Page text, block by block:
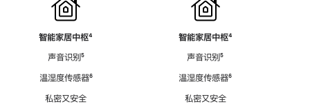
智能家居中枢脚
⁴
声音识别脚
⁵
温湿度传感器脚
⁶
私密又安全
智能家居中枢脚
⁴
声音识别脚
⁵
温湿度传感器脚
⁶
私密又安全